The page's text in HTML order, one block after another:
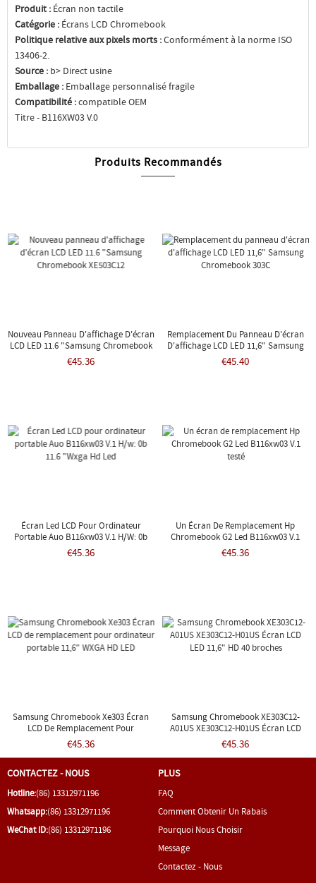
Produit : Écran non tactile
Catégorie : Écrans LCD Chromebook
Politique relative aux pixels morts :Conformément à la norme ISO
13406-2.
Source : b> Direct usine
Emballage : Emballage personnalisé fragile
Compatibilité :compatible OEM
Titre - B116XW03 V.0
Produits Recommandés
Nouveau Panneau D'affichage D'écran
LCD LED 11.6 "Samsung Chromebook
XE503C12
€45.36
Remplacement Du Panneau D'écran
D'affichage LCD LED 11,6" Samsung
Chromebook 303C
€45.40
Écran Led LCD Pour Ordinateur
Portable Auo B116xw03 V.1 H/w: 0b
11.6 "Wxga Hd Led
€45.36
Un Écran De Remplacement Hp
Chromebook G2 Led B116xw03 V.1
Testé
€45.36
Samsung Chromebook Xe303 Écran
LCD De Remplacement Pour
Ordinateur Portable 11,6" WXGA HD
LED
€45.36
Samsung Chromebook XE303C12-
A01US XE303C12-H01US Écran LCD
LED 11,6" HD 40 Broches
€45.36
CONTACTEZ - NOUS
Hotline:(86) 13312971196
Whatsapp:(86) 13312971196
WeChat ID:(86) 13312971196
PLUS
FAQ
Comment Obtenir Un Rabais
Pourquoi Nous Choisir
Message
Contactez - Nous